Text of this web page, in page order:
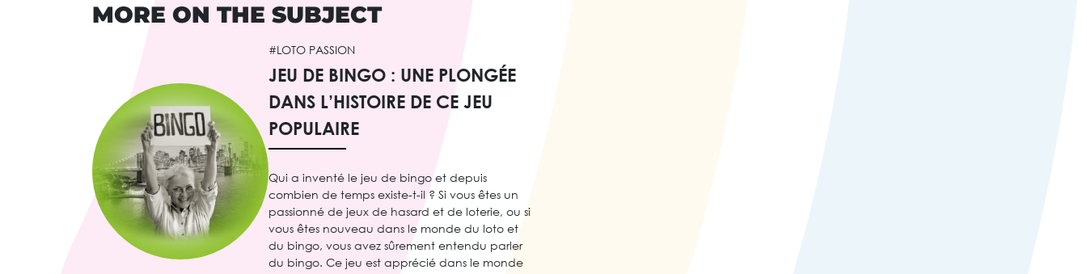
MORE ON THE SUBJECT
#LOTO PASSION
JEU DE BINGO : UNE PLONGÉE
DANS L’HISTOIRE DE CE JEU
POPULAIRE
Qui a inventé le jeu de bingo et depuis
combien de temps existe-t-il ? Si vous êtes un
passionné de jeux de hasard et de loterie, ou si
vous êtes nouveau dans le monde du loto et
du bingo, vous avez sûrement entendu parler
du bingo. Ce jeu est apprécié dans le monde